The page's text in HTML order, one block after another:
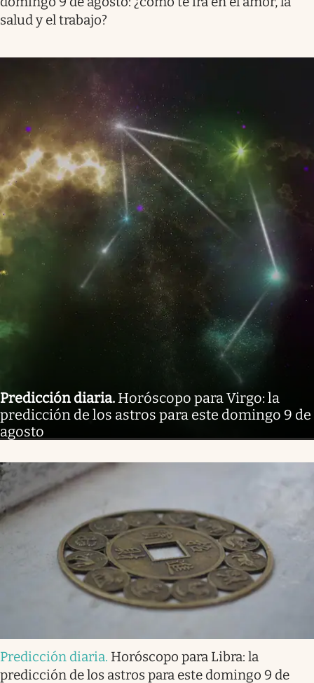
salud y el trabajo?
Predicción diaria. Horóscopo para Virgo: la
predicción de los astros para este domingo 9 de
agosto
Predicción diaria. Horóscopo para Libra: la
predicción de los astros para este domingo 9 de